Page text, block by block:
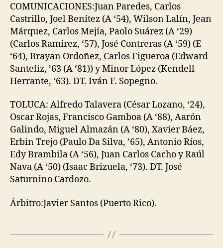
COMUNICACIONES:Juan Paredes, Carlos
Castrillo, Joel Benítez (A ‘54), Wilson Lalín, Jean
Márquez, Carlos Mejía, Paolo Suárez (A ‘29)
(Carlos Ramírez, ‘57), José Contreras (A ‘59) (E
‘64), Brayan Ordoñez, Carlos Figueroa (Edward
Santeliz, ’63 (A ‘81)) y Minor López (Kendell
Herrante, ‘63). DT. Iván F. Sopegno.
TOLUCA: Alfredo Talavera (César Lozano, ‘24),
Oscar Rojas, Francisco Gamboa (A ‘88), Aarón
Galindo, Miguel Almazán (A ‘80), Xavier Báez,
Erbin Trejo (Paulo Da Silva, ’65), Antonio Ríos,
Edy Brambila (A ‘56), Juan Carlos Cacho y Raúl
Nava (A ‘50) (Isaac Brizuela, ‘73). DT. José
Saturnino Cardozo.
Árbitro:Javier Santos (Puerto Rico).